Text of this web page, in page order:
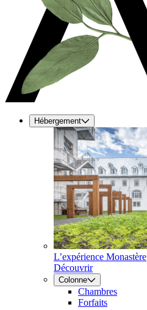
Hébergement
L’expérience Monastère
Découvrir
Colonne
Chambres
Forfaits